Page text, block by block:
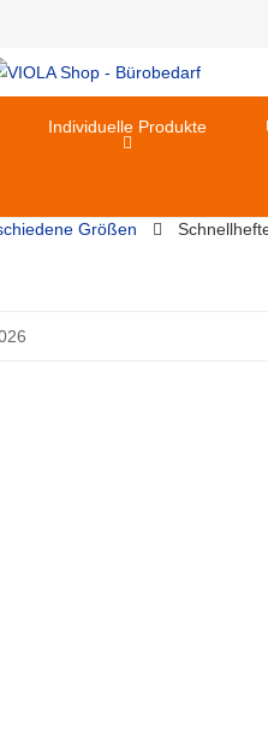
Individuelle Produkte
Größen